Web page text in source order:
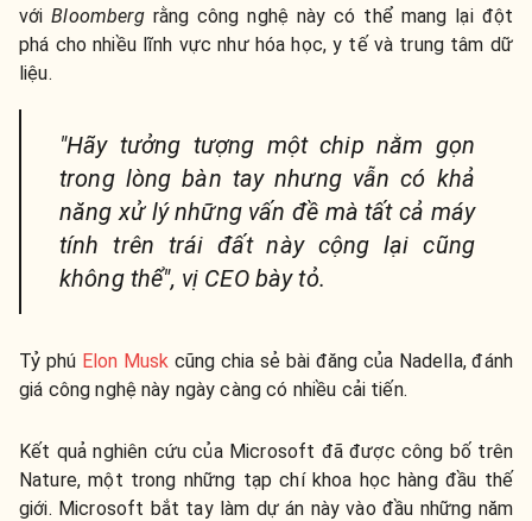
vớiBloomberg rằng công nghệ này có thể mang lại đột
phá cho nhiều lĩnh vực như hóa học, y tế và trung tâm dữ
liệu.
"Hãy tưởng tượng một chip nằm gọn
trong lòng bàn tay nhưng vẫn có khả
năng xử lý những vấn đề mà tất cả máy
tính trên trái đất này cộng lại cũng
không thể", vị CEO bày tỏ.
Tỷ phú Elon Musk cũng chia sẻ bài đăng của Nadella, đánh
giá công nghệ này ngày càng có nhiều cải tiến.
Kết quả nghiên cứu của Microsoft đã được công bố trên
Nature, một trong những tạp chí khoa học hàng đầu thế
giới. Microsoft bắt tay làm dự án này vào đầu những năm